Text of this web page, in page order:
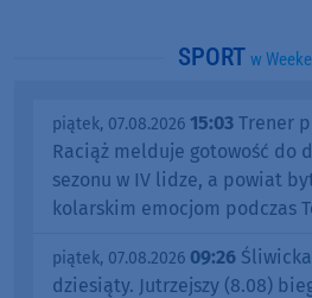
SPORT w
piątek, 07.08.2026 15:03 Trener
Raciąż melduje gotowość do
sezonu w IV lidze, a powiat
kolarskim emocjom podczas
piątek, 07.08.2026 09:26
dziesiąty. Jutrzejszy (8.08)